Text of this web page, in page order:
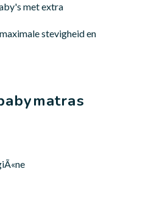
met extra
stevigheid en